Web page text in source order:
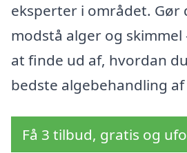
eksperter i området. Gør
modstå alger og
at finde ud af, hvordan
bedste algebehandling
Få 3 tilbud, gratis og